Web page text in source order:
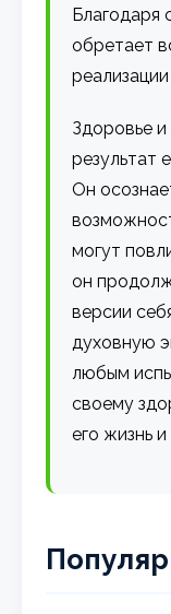
Благодаря
обретает
Здоровье и
результат
Он
могут
он
версии
духовную
любым
своему
его жизнь и